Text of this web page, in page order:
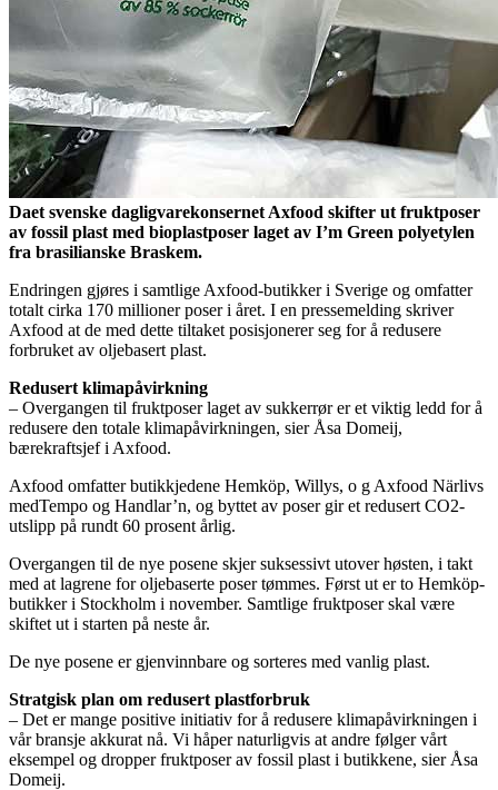
Daet svenske dagligvarekonsernet Axfood skifter ut fruktposer
av fossil plast med bioplastposer laget av I’m Green polyetylen
fra brasilianske Braskem.
Endringen gjøres i samtlige Axfood-butikker i Sverige og omfatter
totalt cirka 170 millioner poser i året. I en pressemelding skriver
Axfood at de med dette tiltaket posisjonerer seg for å redusere
forbruket av oljebasert plast.
Redusert klimapåvirkning
– Overgangen til fruktposer laget av sukkerrør er et viktig ledd for å
redusere den totale klimapåvirkningen, sier Åsa Domeij,
bærekraftsjef i Axfood.
Axfood omfatter butikkjedene Hemköp, Willys, o g Axfood Närlivs
medTempo og Handlar’n, og byttet av poser gir et redusert CO2-
utslipp på rundt 60 prosent årlig.
Overgangen til de nye posene skjer suksessivt utover høsten, i takt
med at lagrene for oljebaserte poser tømmes. Først ut er to Hemköp-
butikker i Stockholm i november. Samtlige fruktposer skal være
skiftet ut i starten på neste år.
De nye posene er gjenvinnbare og sorteres med vanlig plast.
Stratgisk plan om redusert plastforbruk
– Det er mange positive initiativ for å redusere klimapåvirkningen i
vår bransje akkurat nå. Vi håper naturligvis at andre følger vårt
eksempel og dropper fruktposer av fossil plast i butikkene, sier Åsa
Domeij.